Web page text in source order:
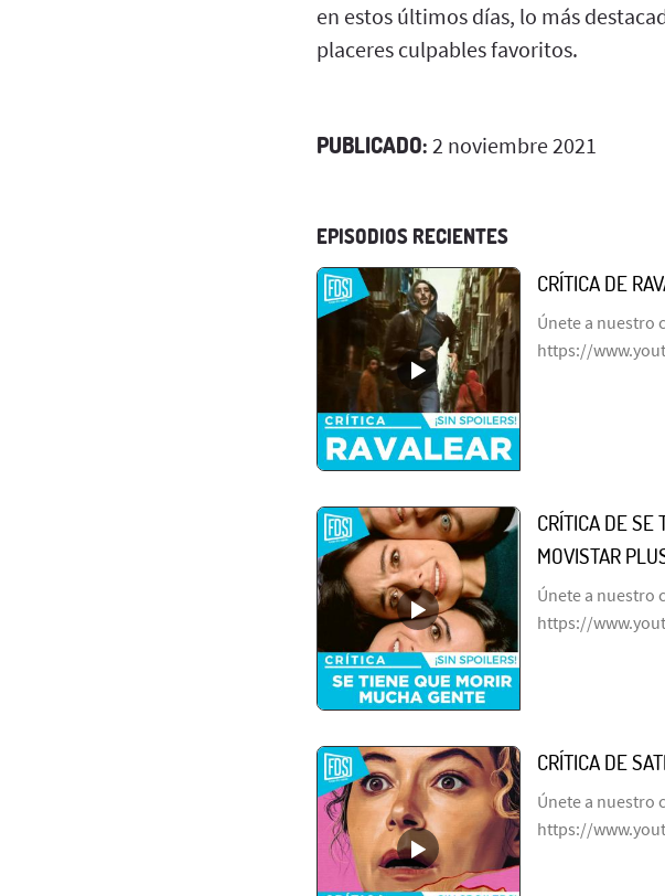
en estos últimos días, lo más
placeres culpables favoritos.
PUBLICADO: 2 noviembre 2021
EPISODIOS RECIENTES
CRÍTICA DE
Únete a nuestro
https://
CRÍTICA DE SE
MOVISTAR
Únete a nuestro
https://
CRÍTICA DE
Únete a nuestro
https://